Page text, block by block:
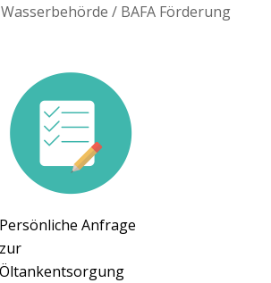
/ BAFA Förderung
Persönliche Anfrage
zur
Öltankentsorgung